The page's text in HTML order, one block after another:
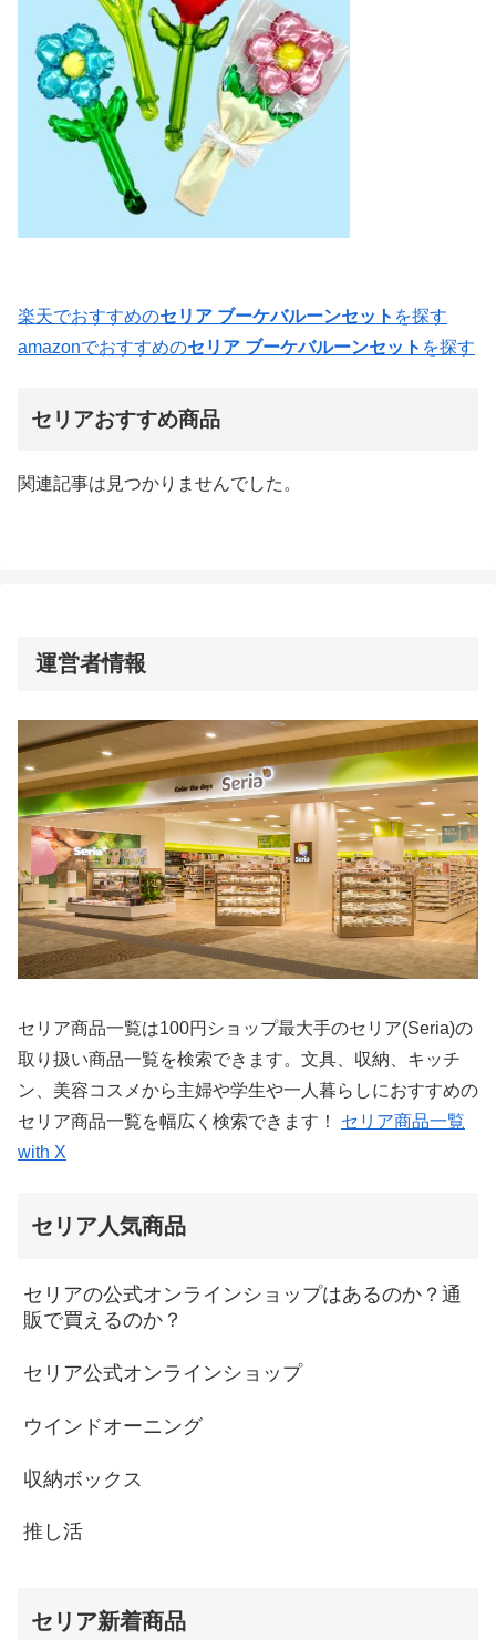
楽天でおすすめのセリア ブーケバルーンセット を探す
amazonでおすすめのセリア ブーケバルーンセット を探す
セリアおすすめ商品
関連記事は見つかりませんでした。
運営者情報
セリア商品一覧は100円ショップ最大手のセリア(Seria)の
取り扱い商品一覧を検索できます。文具、収納、キッチ
ン、美容コスメから主婦や学生や一人暮らしにおすすめの
セリア商品一覧を幅広く検索できます！ セリア商品一覧
with X
セリア人気商品
セリアの公式オンラインショップはあるのか？通
販で買えるのか？
セリア公式オンラインショップ
ウインドオーニング
収納ボックス
推し活
セリア新着商品